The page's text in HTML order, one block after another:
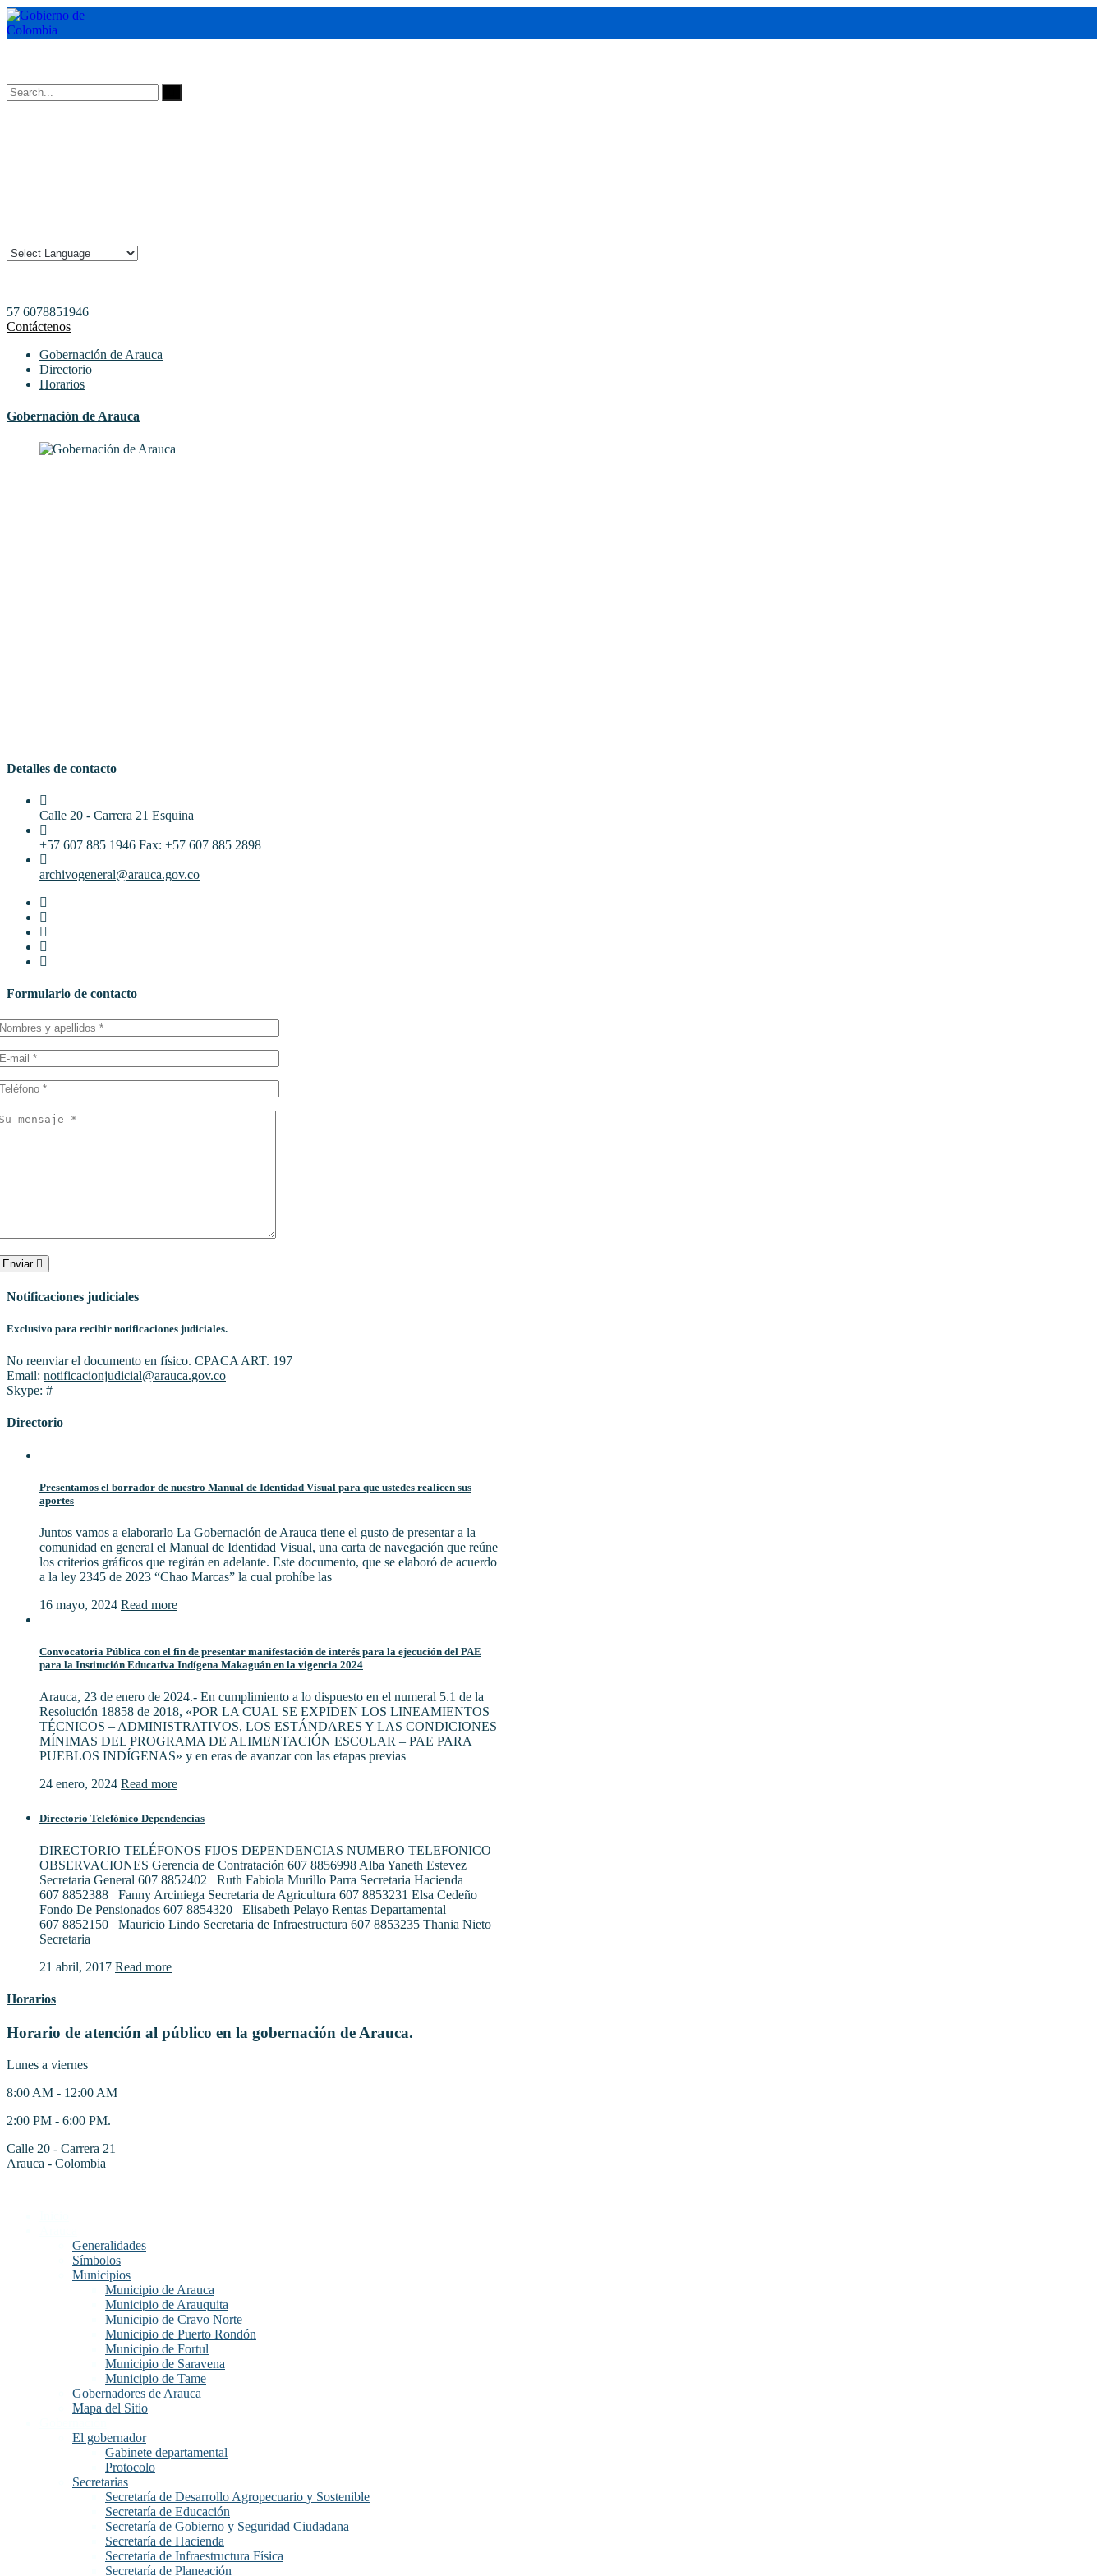
57 6078851946
Contáctenos
Gobernación de Arauca
Directorio
Horarios
Gobernación de Arauca
Detalles de contacto
Calle 20 - Carrera 21 Esquina
+57 607 885 1946 Fax: +57 607 885 2898
archivogeneral@arauca.gov.co
Formulario de contacto
Enviar
Notificaciones judiciales
Exclusivo para recibir notificaciones judiciales.
No reenviar el documento en físico. CPACA ART. 197
Email: notificacionjudicial@arauca.gov.co
Skype: #
Directorio
Presentamos el borrador de nuestro Manual de Identidad Visual para que ustedes realicen sus
aportes
Juntos vamos a elaborarlo La Gobernación de Arauca tiene el gusto de presentar a la
comunidad en general el Manual de Identidad Visual, una carta de navegación que reúne
los criterios gráficos que regirán en adelante. Este documento, que se elaboró de acuerdo
a la ley 2345 de 2023 “Chao Marcas” la cual prohíbe las
16 mayo, 2024 Read more
Convocatoria Pública con el fin de presentar manifestación de interés para la ejecución del PAE
para la Institución Educativa Indígena Makaguán en la vigencia 2024
Arauca, 23 de enero de 2024.- En cumplimiento a lo dispuesto en el numeral 5.1 de la
Resolución 18858 de 2018, «POR LA CUAL SE EXPIDEN LOS LINEAMIENTOS
TÉCNICOS – ADMINISTRATIVOS, LOS ESTÁNDARES Y LAS CONDICIONES
MÍNIMAS DEL PROGRAMA DE ALIMENTACIÓN ESCOLAR – PAE PARA
PUEBLOS INDÍGENAS» y en eras de avanzar con las etapas previas
24 enero, 2024 Read more
Directorio Telefónico Dependencias
DIRECTORIO TELÉFONOS FIJOS DEPENDENCIAS NUMERO TELEFONICO
OBSERVACIONES Gerencia de Contratación 607 8856998 Alba Yaneth Estevez
Secretaria General 607 8852402 Ruth Fabiola Murillo Parra Secretaria Hacienda
607 8852388 Fanny Arciniega Secretaria de Agricultura 607 8853231 Elsa Cedeño
Fondo De Pensionados 607 8854320 Elisabeth Pelayo Rentas Departamental
607 8852150 Mauricio Lindo Secretaria de Infraestructura 607 8853235 Thania Nieto
Secretaria
21 abril, 2017 Read more
Horarios
Horario de atención al público en la gobernación de Arauca.
Lunes a viernes
8:00 AM - 12:00 AM
2:00 PM - 6:00 PM.
Calle 20 - Carrera 21
Arauca - Colombia
Generalidades
Símbolos
Municipios
Municipio de Arauca
Municipio de Arauquita
Municipio de Cravo Norte
Municipio de Puerto Rondón
Municipio de Fortul
Municipio de Saravena
Municipio de Tame
Gobernadores de Arauca
Mapa del Sitio
El gobernador
Gabinete departamental
Protocolo
Secretarias
Secretaría de Desarrollo Agropecuario y Sostenible
Secretaría de Educación
Secretaría de Gobierno y Seguridad Ciudadana
Secretaría de Hacienda
Secretaría de Infraestructura Física
Secretaría de Planeación